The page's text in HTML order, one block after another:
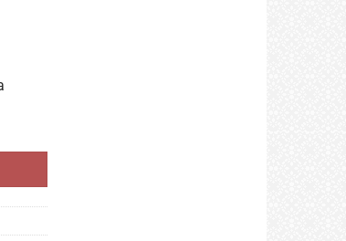
ml, brzo osvježenje tijekom dana količina